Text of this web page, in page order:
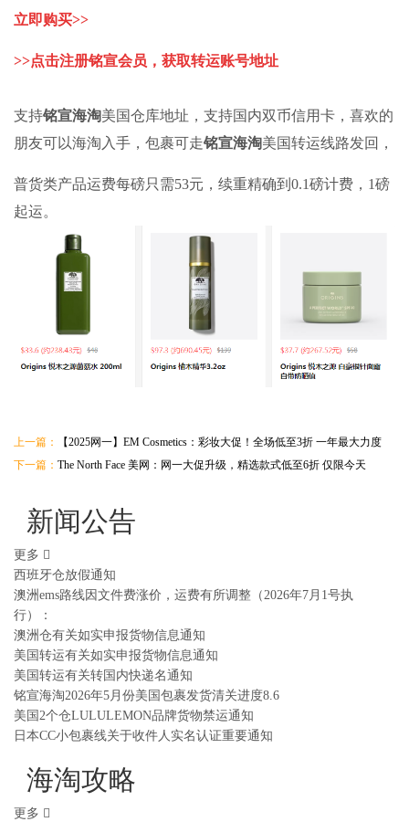
立即购买>>
>>点击注册铭宣会员，获取转运账号地址
支持铭宣海淘美国仓库地址，支持国内双币信用卡，喜欢的
朋友可以海淘入手，包裹可走铭宣海淘美国转运线路发回，
普货类产品运费每磅只需53元，续重精确到0.1磅计费，1磅
起运。
上一篇：
【2025网一】EM Cosmetics：彩妆大促！全场低至3折 一年最大力度
下一篇： The North Face 美网：网一大促升级，精选款式低至6折 仅限今天
新闻公告
更多
西班牙仓放假通知
澳洲ems路线因文件费涨价，运费有所调整（2026年7月1号执
行）：
澳洲仓有关如实申报货物信息通知
美国转运有关如实申报货物信息通知
美国转运有关转国内快递名通知
铭宣海淘2026年5月份美国包裹发货清关进度8.6
美国2个仓LULULEMON品牌货物禁运通知
日本CC小包裹线关于收件人实名认证重要通知
海淘攻略
更多